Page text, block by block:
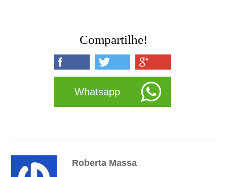
Compartilhe!
Whatsapp
Roberta Massa